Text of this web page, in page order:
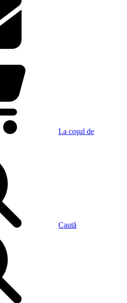
La coşul de
Caută